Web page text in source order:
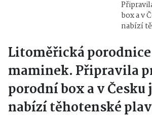
box a v
nabízí
Litoměřická
maminek. Připravila
porodní box a v Česku
nabízí těhotenské